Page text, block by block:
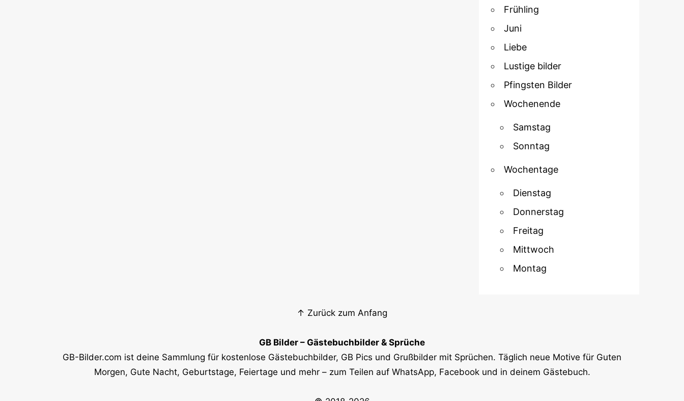
Frühling
Juni
Liebe
Lustige bilder
Pfingsten Bilder
Wochenende
Samstag
Sonntag
Wochentage
Dienstag
Donnerstag
Freitag
Mittwoch
Montag
↑ Zurück zum Anfang
GB Bilder – Gästebuchbilder & Sprüche
GB-Bilder.com ist deine Sammlung für kostenlose Gästebuchbilder, GB Pics und Grußbilder mit Sprüchen. Täglich neue Motive für Guten
Morgen, Gute Nacht, Geburtstage, Feiertage und mehr – zum Teilen auf WhatsApp, Facebook und in deinem Gästebuch.